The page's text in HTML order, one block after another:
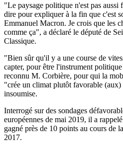
"Le paysage politique n'est pas aussi
dire pour expliquer à la fin que c'est
Emmanuel Macron. Je crois que les
comme ça", a déclaré le député de
Classique.
"Bien sûr qu'il y a une course de
capter, pour être l'instrument
reconnu M. Corbière, pour qui la
"crée un climat plutôt favorable
insoumise.
Interrogé sur des sondages
européennes de mai 2019, il a
gagné près de 10 points au cours de
2017.